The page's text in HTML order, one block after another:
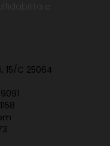
e
15/C 25064